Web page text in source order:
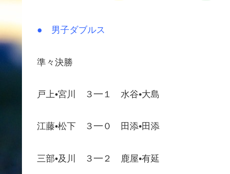
● 男子ダブルス
準々決勝
戸上•宮川 ３━１ 水谷•大島
江藤•松下 ３━０ 田添•田添
三部•及川 ３━２ 鹿屋•有延